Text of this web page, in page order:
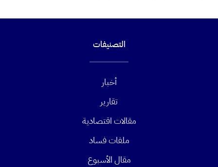
التصنيفات
أخبار
تقارير
مقالات اقتصادية
ملفات فساد
مقال الأسبوع